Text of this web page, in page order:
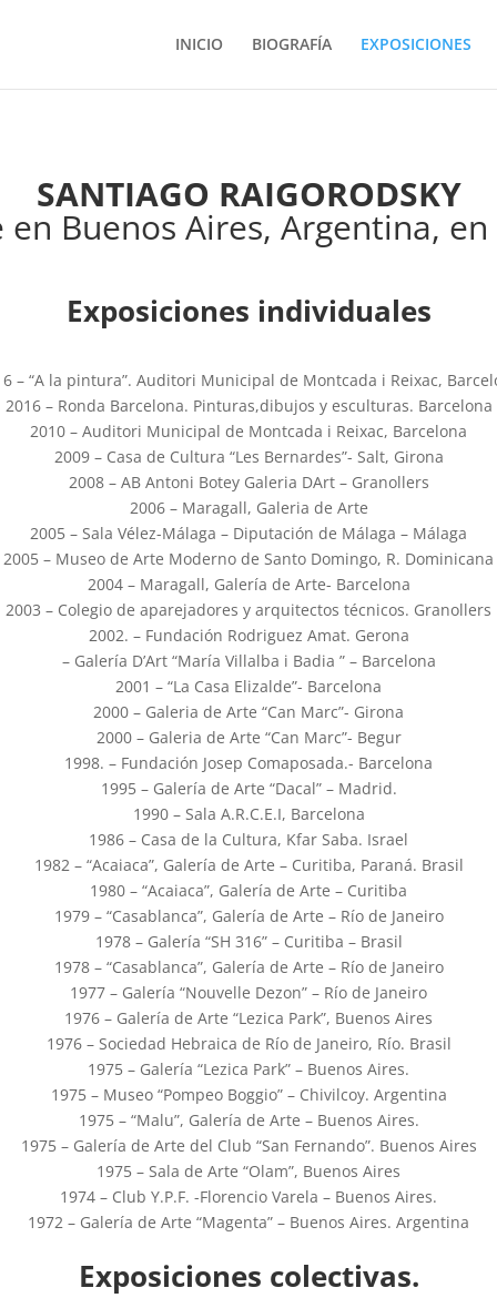
INICIO BIOGRAFÍA EXPOSICIONES
SANTIAGO RAIGORODSKY
en Buenos Aires, Argentina, en
Exposiciones individuales
– “A la pintura”. Auditori Municipal de Montcada i Reixac,
2016 – Ronda Barcelona. Pinturas,dibujos y esculturas. Barcelona
2010 – Auditori Municipal de Montcada i Reixac, Barcelona
2009 – Casa de Cultura “Les Bernardes”- Salt, Girona
2008 – AB Antoni Botey Galeria DArt – Granollers
2006 – Maragall, Galeria de Arte
2005 – Sala Vélez-Málaga – Diputación de Málaga – Málaga
2005 – Museo de Arte Moderno de Santo Domingo, R. Dominicana
2004 – Maragall, Galería de Arte- Barcelona
2003 – Colegio de aparejadores y arquitectos técnicos. Granollers
2002. – Fundación Rodriguez Amat. Gerona
– Galería D’Art “María Villalba i Badia ” – Barcelona
2001 – “La Casa Elizalde”- Barcelona
2000 – Galeria de Arte “Can Marc”- Girona
2000 – Galeria de Arte “Can Marc”- Begur
1998. – Fundación Josep Comaposada.- Barcelona
1995 – Galería de Arte “Dacal” – Madrid.
1990 – Sala A.R.C.E.I, Barcelona
1986 – Casa de la Cultura, Kfar Saba. Israel
1982 – “Acaiaca”, Galería de Arte – Curitiba, Paraná. Brasil
1980 – “Acaiaca”, Galería de Arte – Curitiba
1979 – “Casablanca”, Galería de Arte – Río de Janeiro
1978 – Galería “SH 316” – Curitiba – Brasil
1978 – “Casablanca”, Galería de Arte – Río de Janeiro
1977 – Galería “Nouvelle Dezon” – Río de Janeiro
1976 – Galería de Arte “Lezica Park”, Buenos Aires
1976 – Sociedad Hebraica de Río de Janeiro, Río. Brasil
1975 – Galería “Lezica Park” – Buenos Aires.
1975 – Museo “Pompeo Boggio” – Chivilcoy. Argentina
1975 – “Malu”, Galería de Arte – Buenos Aires.
1975 – Galería de Arte del Club “San Fernando”. Buenos Aires
1975 – Sala de Arte “Olam”, Buenos Aires
1974 – Club Y.P.F. -Florencio Varela – Buenos Aires.
1972 – Galería de Arte “Magenta” – Buenos Aires. Argentina
Exposiciones colectivas.